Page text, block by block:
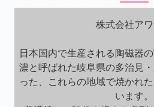
株式会社ア
日本国内で生産される陶磁器
濃と呼ばれた岐阜県の多治見
った、これらの地域で焼かれ
います。